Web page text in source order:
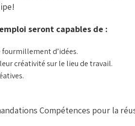
seront capables de :
d’idées.
créativité sur le lieu de travail.
Compétences pour la